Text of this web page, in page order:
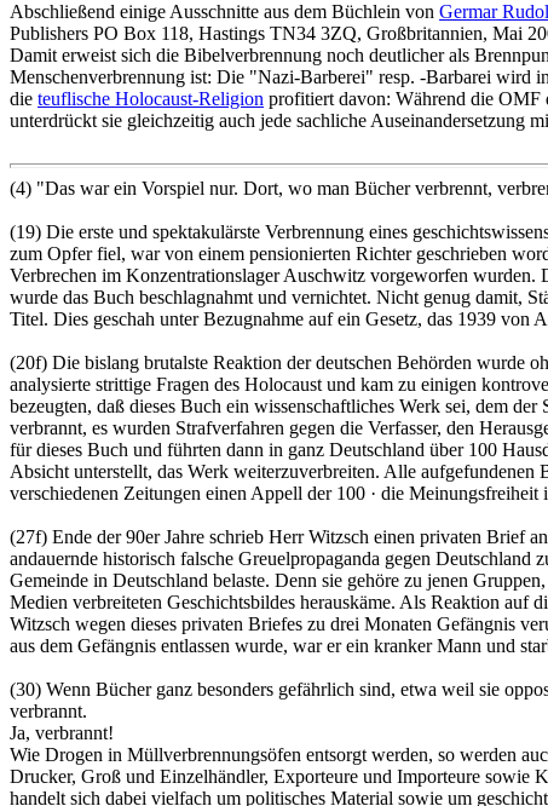
Abschließend einige Ausschnitte aus dem Büchlein von Germar
Publishers PO Box 118, Hastings TN34 3ZQ, Großbritannien, Mai
Damit erweist sich die Bibelverbrennung noch deutlicher als
Menschenverbrennung ist: Die "Nazi-Barberei" resp. -Barbarei wird
die teuflische Holocaust-Religion profitiert davon: Während die OMF
unterdrückt sie gleichzeitig auch jede sachliche Auseinandersetzung
(4) "Das war ein Vorspiel nur. Dort, wo man Bücher verbrennt,
(19) Die erste und spektakulärste Verbrennung eines
zum Opfer fiel, war von einem pensionierten Richter geschrieben
Verbrechen im Konzentrationslager Auschwitz vorgeworfen wurden.
wurde das Buch beschlagnahmt und vernichtet. Nicht genug damit,
Titel. Dies geschah unter Bezugnahme auf ein Gesetz, das 1939 von
(20f) Die bislang brutalste Reaktion der deutschen Behörden wurde
analysierte strittige Fragen des Holocaust und kam zu einigen
bezeugten, daß dieses Buch ein wissenschaftliches Werk sei, dem
verbrannt, es wurden Strafverfahren gegen die Verfasser, den
für dieses Buch und führten dann in ganz Deutschland über 100
Absicht unterstellt, das Werk weiterzuverbreiten. Alle aufgefundenen
verschiedenen Zeitungen einen Appell der 100 · die
(27f) Ende der 90er Jahre schrieb Herr Witzsch einen privaten Brief
andauernde historisch falsche Greuelpropaganda gegen
Gemeinde in Deutschland belaste. Denn sie gehöre zu jenen
Medien verbreiteten Geschichtsbildes herauskäme. Als Reaktion auf
Witzsch wegen dieses privaten Briefes zu drei Monaten Gefängnis
aus dem Gefängnis entlassen wurde, war er ein kranker Mann und
(30) Wenn Bücher ganz besonders gefährlich sind, etwa weil sie
verbrannt.
Ja, verbrannt!
Wie Drogen in Müllverbrennungsöfen entsorgt werden, so werden
Drucker, Groß und Einzelhändler, Exporteure und Importeure sowie
handelt sich dabei vielfach um politisches Material sowie um